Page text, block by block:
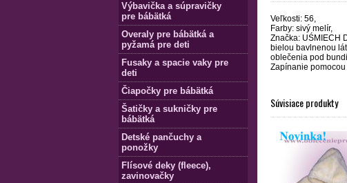
Výbavička a súpravičky
pre bábätká
Overaly pre bábätká a
pyžamá pre deti
Fusaky a spacie vaky pre
deti
Čiapočky pre bábätká
Šatičky a sukničky pre
bábätká
Detské pančuchy a
ponožky
Flísové deky (fleece),
zavinovačky
Veľkosti: 56,
Farby: sivý melír,
Značka: UŚMIECH
bielou bavlnenou
oblečenia pod
Zapínanie pomocou
Súvisiace produkty